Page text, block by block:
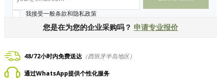
我接受一般条款和隐私政策
您是在为您的企业采购吗？ 申请专业报价
48/72小时内免费送达 （西班牙半岛地区）
通过WhatsApp提供个性化服务